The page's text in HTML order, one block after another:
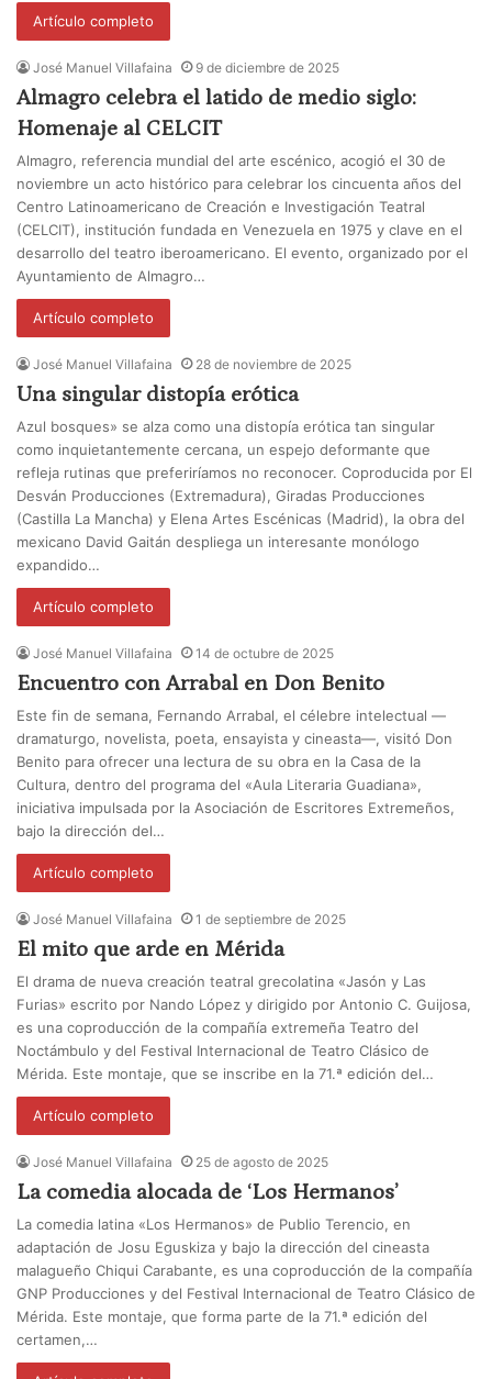
Artículo completo
José Manuel Villafaina 9 de diciembre de 2025
Almagro celebra el latido de medio siglo:
Homenaje al CELCIT
Almagro, referencia mundial del arte escénico, acogió el 30 de
noviembre un acto histórico para celebrar los cincuenta años del
Centro Latinoamericano de Creación e Investigación Teatral
(CELCIT), institución fundada en Venezuela en 1975 y clave en el
desarrollo del teatro iberoamericano. El evento, organizado por el
Ayuntamiento de Almagro…
Artículo completo
José Manuel Villafaina 28 de noviembre de 2025
Una singular distopía erótica
Azul bosques» se alza como una distopía erótica tan singular
como inquietantemente cercana, un espejo deformante que
refleja rutinas que preferiríamos no reconocer. Coproducida por El
Desván Producciones (Extremadura), Giradas Producciones
(Castilla La Mancha) y Elena Artes Escénicas (Madrid), la obra del
mexicano David Gaitán despliega un interesante monólogo
expandido…
Artículo completo
José Manuel Villafaina 14 de octubre de 2025
Encuentro con Arrabal en Don Benito
Este fin de semana, Fernando Arrabal, el célebre intelectual —
dramaturgo, novelista, poeta, ensayista y cineasta—, visitó Don
Benito para ofrecer una lectura de su obra en la Casa de la
Cultura, dentro del programa del «Aula Literaria Guadiana»,
iniciativa impulsada por la Asociación de Escritores Extremeños,
bajo la dirección del…
Artículo completo
José Manuel Villafaina 1 de septiembre de 2025
El mito que arde en Mérida
El drama de nueva creación teatral grecolatina «Jasón y Las
Furias» escrito por Nando López y dirigido por Antonio C. Guijosa,
es una coproducción de la compañía extremeña Teatro del
Noctámbulo y del Festival Internacional de Teatro Clásico de
Mérida. Este montaje, que se inscribe en la 71.ª edición del…
Artículo completo
José Manuel Villafaina 25 de agosto de 2025
La comedia alocada de ‘Los Hermanos’
La comedia latina «Los Hermanos» de Publio Terencio, en
adaptación de Josu Eguskiza y bajo la dirección del cineasta
malagueño Chiqui Carabante, es una coproducción de la compañía
GNP Producciones y del Festival Internacional de Teatro Clásico de
Mérida. Este montaje, que forma parte de la 71.ª edición del
certamen,…